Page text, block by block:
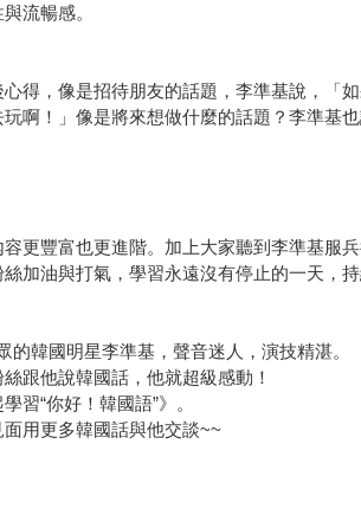
流暢感。
得，像是招待朋友的話題，李準基說，「
啊！」像是將來想做什麼的話題？李準
更豐富也更進階。加上大家聽到李準基服
加油與打氣，學習永遠沒有停止的一天，
韓國明星李準基，聲音迷人，演技精湛。
跟他說韓國話，他就超級感動！
習“你好！韓國語”》。
用更多韓國話與他交談~~